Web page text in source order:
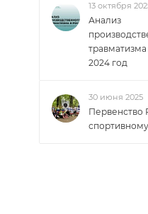
13 октября
Анализ
2024 год
30 июня 2025
Первенство